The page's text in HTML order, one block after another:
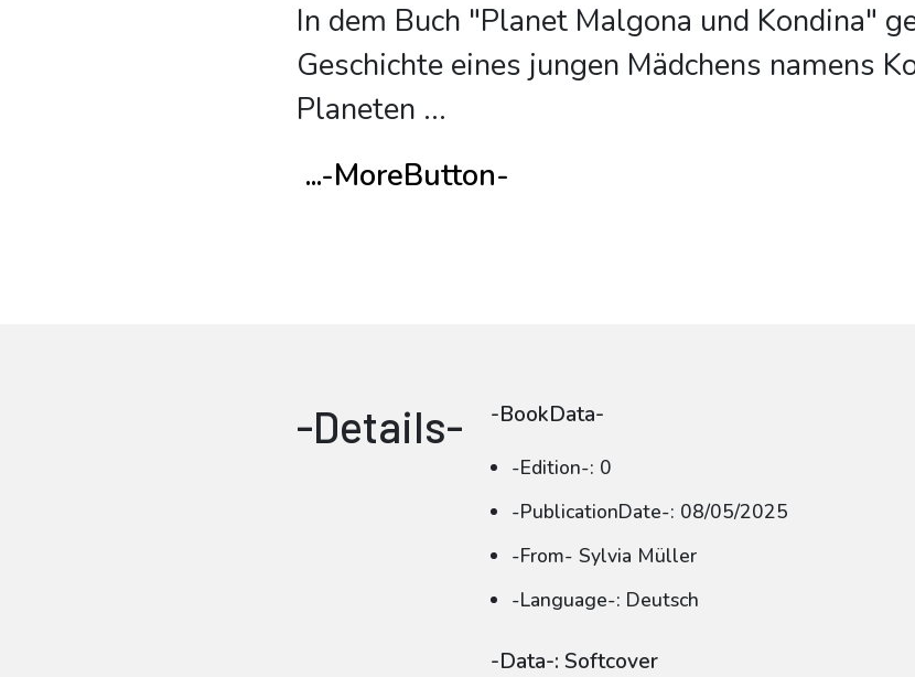
In dem Buch "Planet Malgona und Kondina"
Geschichte eines jungen Mädchens namens
Planeten ...
...-MoreButton-
-Details- -BookData-
-Edition-: 0
-PublicationDate-: 08/05/2025
-From- Sylvia Müller
-Language-: Deutsch
-Data-: Softcover